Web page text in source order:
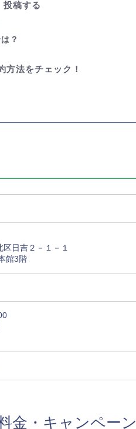
投稿する
？
方法をチェック！
日吉２－１－１
館3階
金・キャンペーン